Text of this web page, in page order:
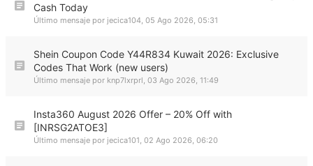
Cash Today
Último mensaje por jecica104, 05 Ago 2026, 05:31
Shein Coupon Code Y44R834 Kuwait 2026: Exclusive
Codes That Work (new users)
Último mensaje por knp7lxrprl, 03 Ago 2026, 11:49
Insta360 August 2026 Offer – 20% Off with
[INRSG2ATOE3]
Último mensaje por jecica101, 02 Ago 2026, 06:20